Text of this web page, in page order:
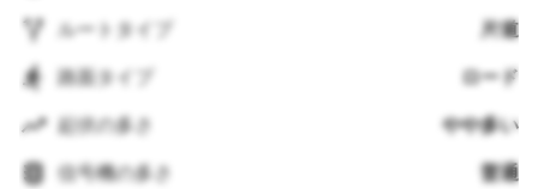
ルートタイプ 片道
路面タイプ ロード
起伏の多さ やや多い
信号機の多さ 普通